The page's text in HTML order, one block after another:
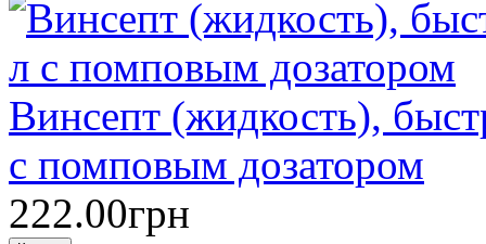
Винсепт (жидкость),
с помповым дозатором
222.00грн